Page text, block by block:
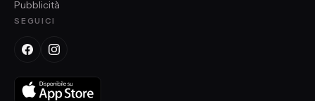
Pubblicità
SEGUICI